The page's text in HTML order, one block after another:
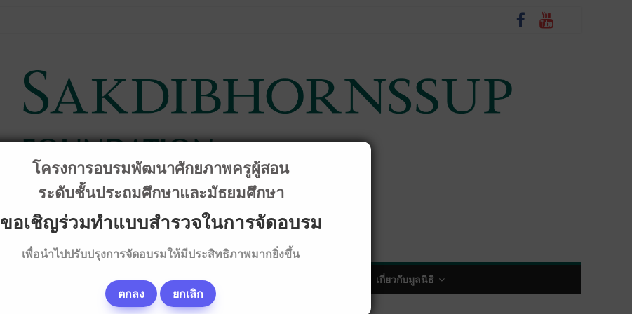
คลิป & เนื้อหาบรรยายอบรม เกี่ยวกับมูลนิธิ
โครงการอบรมพัฒนาศักยภาพครูผู้สอน
ระดับชั้นประถมศึกษาและมัธยมศึกษา
ขอเชิญร่วมทำแบบสำรวจในการจัดอบรม
เพื่อนำไปปรับปรุงการจัดอบรมให้มีประสิทธิภาพมากยิ่งขึ้น
ตกลง ยกเลิก